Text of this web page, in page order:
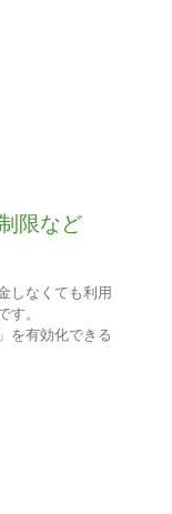
限など
しなくても利用
す。
を有効化できる